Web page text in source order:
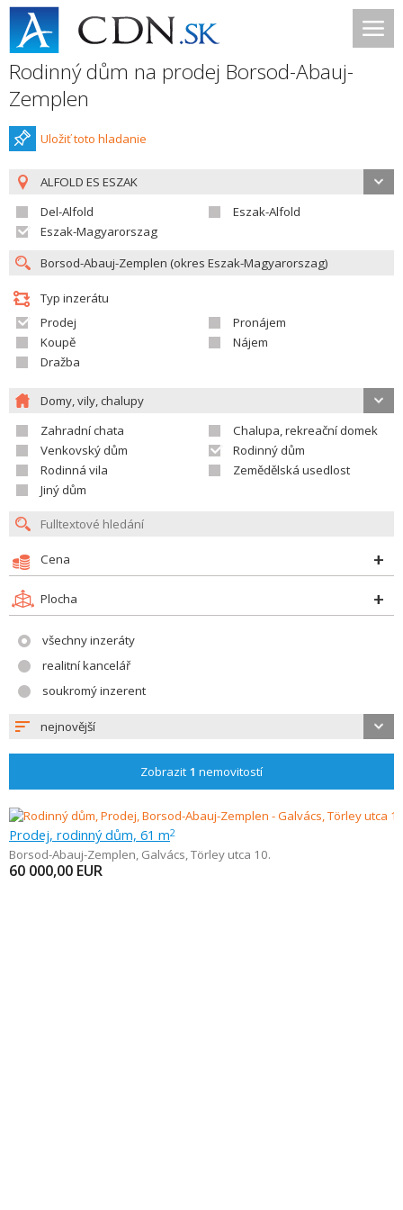
Rodinný dům na prodej Borsod-Abauj-
Zemplen
Uložiť toto hladanie
ALFOLD ES ESZAK
Del-Alfold
Eszak-Alfold
Eszak-Magyarorszag
Typ inzerátu
Prodej
Pronájem
Koupě
Nájem
Dražba
Domy, vily, chalupy
Zahradní chata
Chalupa, rekreační domek
Venkovský dům
Rodinný dům
Rodinná vila
Zemědělská usedlost
Jiný dům
Cena
Plocha
všechny inzeráty
realitní kancelář
soukromý inzerent
nejnovější
Zobrazit 1 nemovitostí
Prodej, rodinný dům, 61 m2
Borsod-Abauj-Zemplen, Galvács, Törley utca 10.
60 000,00 EUR